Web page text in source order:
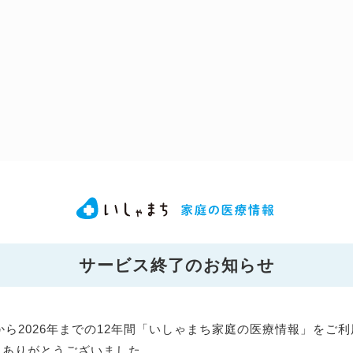
サービス終了のお知らせ
ら2026年までの12年間「いしゃまち家庭の医療情報」をご
りがとうございました。